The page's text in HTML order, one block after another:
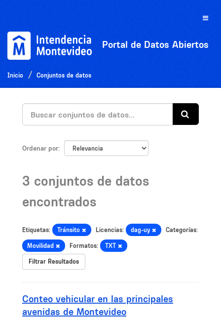
Toggle
Portal de Datos Abiertos
Inicio Conjuntos de datos
Ordenar por
3 conjuntos de datos
encontrados
Etiquetas: Tránsito Licencias: dag-uy Categorías:
Movilidad Formatos: TXT
Filtrar Resultados
Conteo vehicular en las principales
avenidas de Montevideo